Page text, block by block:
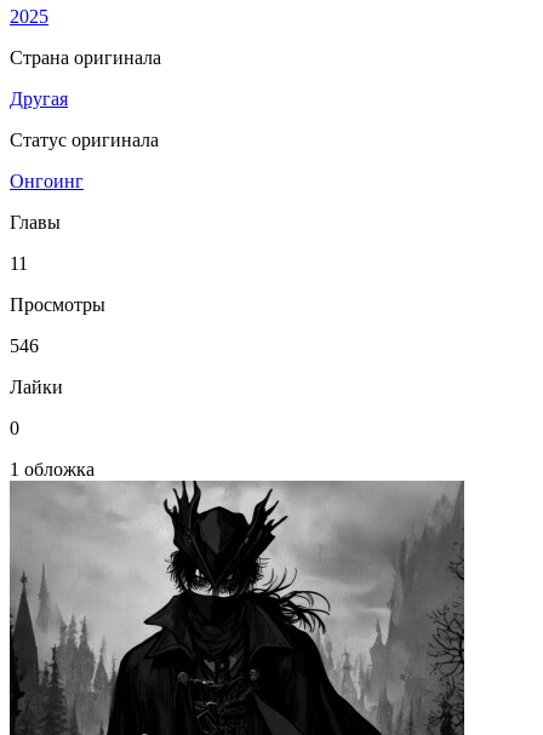
2025
Страна оригинала
Другая
Статус оригинала
Онгоинг
Главы
11
Просмотры
546
Лайки
0
1 обложка